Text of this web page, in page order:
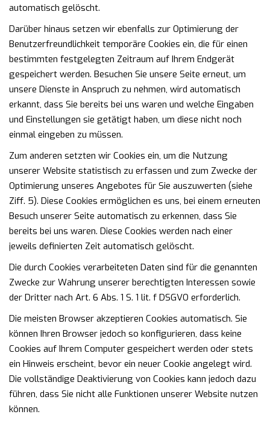
automatisch gelöscht.
Darüber hinaus setzen wir ebenfalls zur Optimierung der
Benutzerfreundlichkeit temporäre Cookies ein, die für einen
bestimmten festgelegten Zeitraum auf Ihrem Endgerät
gespeichert werden. Besuchen Sie unsere Seite erneut, um
unsere Dienste in Anspruch zu nehmen, wird automatisch
erkannt, dass Sie bereits bei uns waren und welche Eingaben
und Einstellungen sie getätigt haben, um diese nicht noch
einmal eingeben zu müssen.
Zum anderen setzten wir Cookies ein, um die Nutzung
unserer Website statistisch zu erfassen und zum Zwecke der
Optimierung unseres Angebotes für Sie auszuwerten (siehe
Ziff. 5). Diese Cookies ermöglichen es uns, bei einem erneuten
Besuch unserer Seite automatisch zu erkennen, dass Sie
bereits bei uns waren. Diese Cookies werden nach einer
jeweils definierten Zeit automatisch gelöscht.
Die durch Cookies verarbeiteten Daten sind für die genannten
Zwecke zur Wahrung unserer berechtigten Interessen sowie
der Dritter nach Art. 6 Abs. 1 S. 1 lit. f DSGVO erforderlich.
Die meisten Browser akzeptieren Cookies automatisch. Sie
können Ihren Browser jedoch so konfigurieren, dass keine
Cookies auf Ihrem Computer gespeichert werden oder stets
ein Hinweis erscheint, bevor ein neuer Cookie angelegt wird.
Die vollständige Deaktivierung von Cookies kann jedoch dazu
führen, dass Sie nicht alle Funktionen unserer Website nutzen
können.